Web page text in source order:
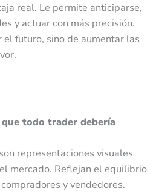
real. Le permite anticiparse,
y actuar con más precisión.
futuro, sino de aumentar las
todo trader debería
representaciones visuales
mercado. Reflejan el equilibrio
y vendedores.